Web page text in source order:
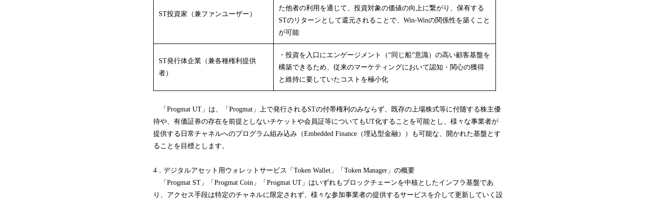
ST投資家（兼ファンユーザー）
た他者の利用を通じて、投資対象の価値の向上に繋がり、保有する
STのリターンとして還元されることで、Win-Winの関係性を築くこと
が可能
ST発行体企業（兼各種権利提供
者）
・投資を入口にエンゲージメント（“同じ船”意識）の高い顧客基盤を
構築できるため、従来のマーケティングにおいて認知・関心の獲得
と維持に要していたコストを極小化
「Progmat UT」は、「Progmat」上で発行されるSTの付帯権利のみならず、既存の上場株式等に付随する株主優
待や、有価証券の存在を前提としないチケットや会員証等についてもUT化することを可能とし、様々な事業者が
提供する日常チャネルへのプログラム組み込み（Embedded Finance（埋込型金融））も可能な、開かれた基盤とす
ることを目標とします。
4．デジタルアセット用ウォレットサービス「Token Wallet」「Token Manager」の概要
「Progmat ST」「Progmat Coin」「Progmat UT」はいずれもブロックチェーンを中核としたインフラ基盤であ
り、アクセス手段は特定のチャネルに限定されず、様々な参加事業者の提供するサービスを介して更新していく設